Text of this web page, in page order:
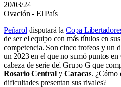
20/03/24
Ovación - El País
Peñarol disputará la Copa
de ser el equipo con más títulos en
competencia. Son cinco trofeos y un
un 2023 en el que no sumó puntos en
cabeza de serie del Grupo G que
Rosario Central y Caracas. ¿Cómo
dificultades presentan sus rivales?